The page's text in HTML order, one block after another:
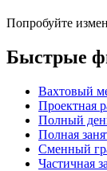
Попробуйте
Быстрые
Вахтовый
Проектная
Полный
Полная
Сменный
Частичная